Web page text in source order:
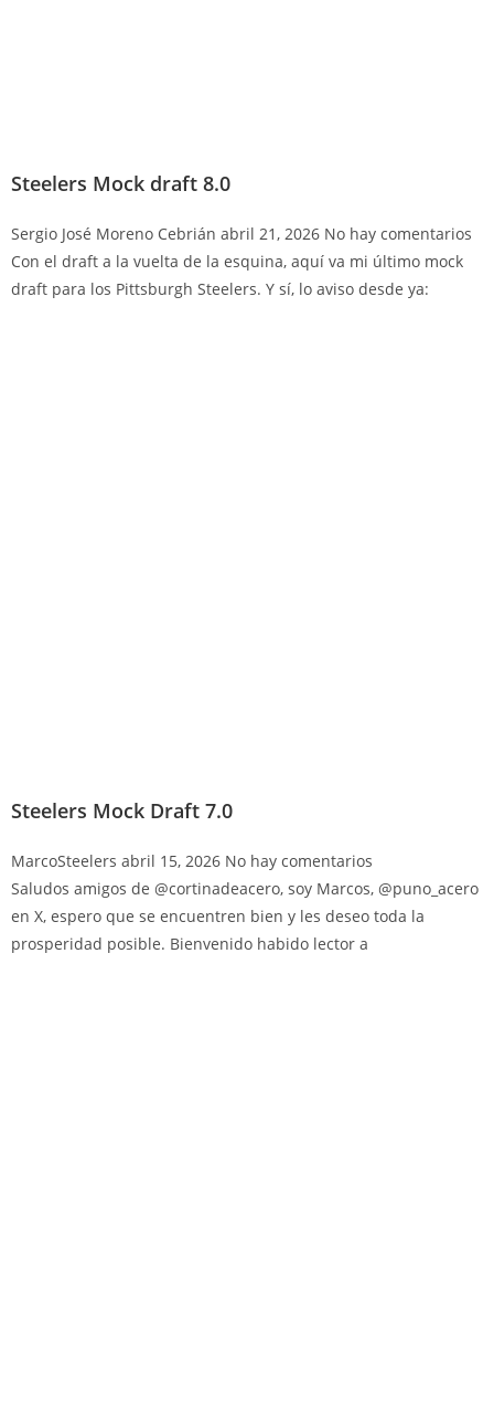
Steelers Mock draft 8.0
Sergio José Moreno Cebrián abril 21, 2026 No hay comentarios
Con el draft a la vuelta de la esquina, aquí va mi último mock
draft para los Pittsburgh Steelers. Y sí, lo aviso desde ya:
Steelers Mock Draft 7.0
MarcoSteelers abril 15, 2026 No hay comentarios
Saludos amigos de @cortinadeacero, soy Marcos, @puno_acero
en X, espero que se encuentren bien y les deseo toda la
prosperidad posible. Bienvenido habido lector a